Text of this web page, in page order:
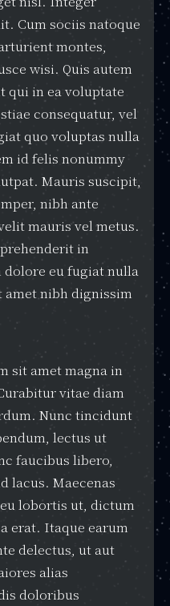
Cum sociis natoque
montes,
wisi. Quis autem
qui in ea voluptate
consequatur, vel
quo voluptas nulla
id felis nonummy
Mauris suscipit,
nibh ante
mauris vel metus.
in
eu fugiat nulla
nibh dignissim
sit amet magna in
vitae diam
Nunc tincidunt
lectus ut
faucibus libero,
lacus. Maecenas
lobortis ut, dictum
erat. Itaque earum
delectus, ut aut
alias
doloribus